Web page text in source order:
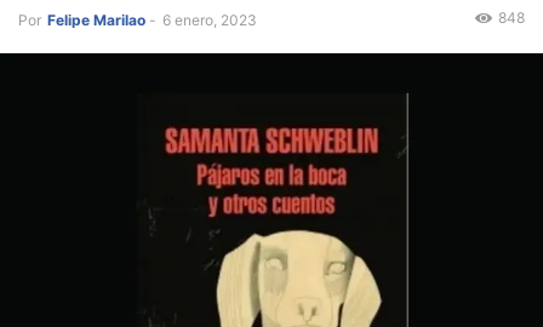
Por Felipe Marilao - 6 enero, 2023 848